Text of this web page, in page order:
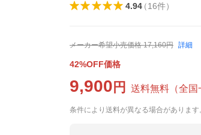
4.94（16件）
メーカー希望小売価格 17,160円 詳細
42%OFF価格
9,900 円 送料無料 （全国
条件により送料が異なる場合があります